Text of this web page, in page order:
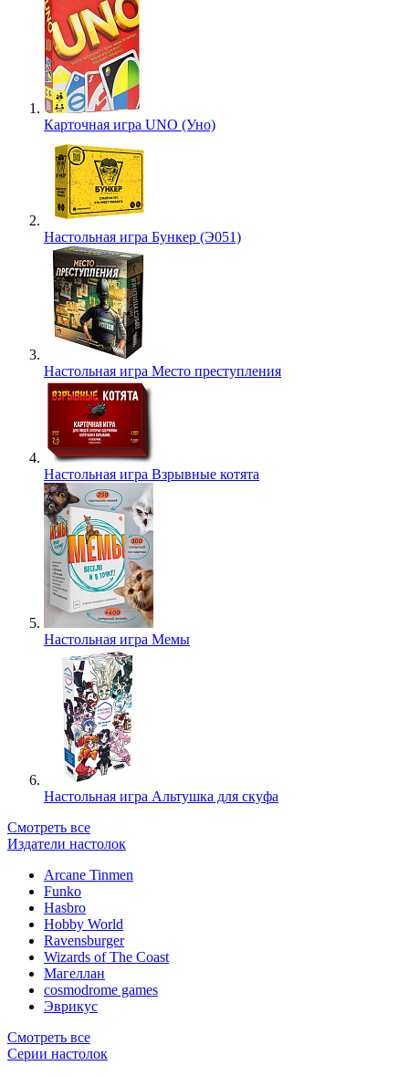
Карточная игра UNO (Уно)
Настольная игра Бункер (Э051)
Настольная игра Место преступления
Настольная игра Взрывные котята
Настольная игра Мемы
Настольная игра Альтушка для скуфа
Смотреть все
Издатели настолок
Arcane Tinmen
Funko
Hasbro
Hobby World
Ravensburger
Wizards of The Coast
Магеллан
сosmodrome games
Эврикус
Смотреть все
Серии настолок